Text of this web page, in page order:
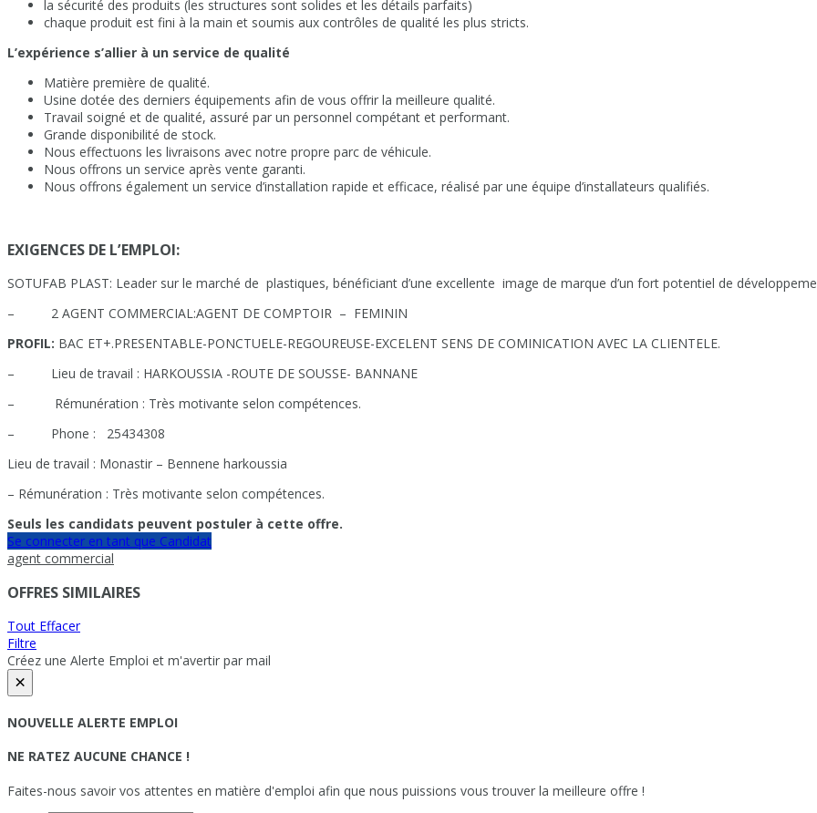
la sécurité des produits (les structures sont solides et les détails parfaits)
chaque produit est fini à la main et soumis aux contrôles de qualité les plus stricts.
L’expérience s’allier à un service de qualité
Matière première de qualité.
Usine dotée des derniers équipements afin de vous offrir la meilleure qualité.
Travail soigné et de qualité, assuré par un personnel compétant et performant.
Grande disponibilité de stock.
Nous effectuons les livraisons avec notre propre parc de véhicule.
Nous offrons un service après vente garanti.
Nous offrons également un service d’installation rapide et efficace, réalisé par une équipe d’installateurs qualifiés.
EXIGENCES DE L’EMPLOI:
SOTUFAB PLAST: Leader sur le marché de plastiques, bénéficiant d’une excellente image de marque d’un fort potentiel de
– 2 AGENT COMMERCIAL:AGENT DE COMPTOIR – FEMININ
PROFIL: BAC ET+.PRESENTABLE-PONCTUELE-REGOUREUSE-EXCELENT SENS DE COMINICATION AVEC LA CLIENTELE.
– Lieu de travail : HARKOUSSIA -ROUTE DE SOUSSE- BANNANE
– Rémunération : Très motivante selon compétences.
– Phone : 25434308
Lieu de travail : Monastir – Bennene harkoussia
– Rémunération : Très motivante selon compétences.
Seuls les candidats peuvent postuler à cette offre.
Se connecter en tant que Candidat
agent commercial
OFFRES SIMILAIRES
Tout Effacer
Filtre
Créez une Alerte Emploi et m'avertir par mail
×
NOUVELLE ALERTE EMPLOI
NE RATEZ AUCUNE CHANCE !
Faites-nous savoir vos attentes en matière d'emploi afin que nous puissions vous trouver la meilleure offre !